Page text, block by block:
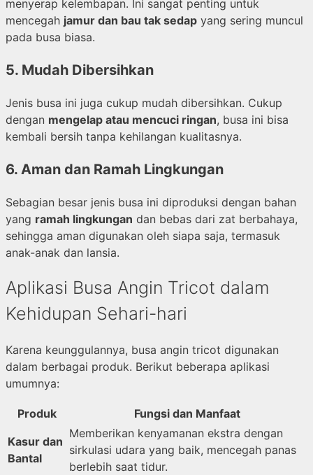
menyerap kelembapan. Ini sangat penting untuk
mencegah jamur dan bau tak sedap yang sering muncul
pada busa biasa.
5. Mudah Dibersihkan
Jenis busa ini juga cukup mudah dibersihkan. Cukup
dengan mengelap atau mencuci ringan, busa ini bisa
kembali bersih tanpa kehilangan kualitasnya.
6. Aman dan Ramah Lingkungan
Sebagian besar jenis busa ini diproduksi dengan bahan
yang ramah lingkungan dan bebas dari zat berbahaya,
sehingga aman digunakan oleh siapa saja, termasuk
anak-anak dan lansia.
Aplikasi Busa Angin Tricot dalam
Kehidupan Sehari-hari
Karena keunggulannya, busa angin tricot digunakan
dalam berbagai produk. Berikut beberapa aplikasi
umumnya:
Produk
Fungsi dan Manfaat
Kasur dan
Bantal
Memberikan kenyamanan ekstra dengan
sirkulasi udara yang baik, mencegah panas
berlebih saat tidur.